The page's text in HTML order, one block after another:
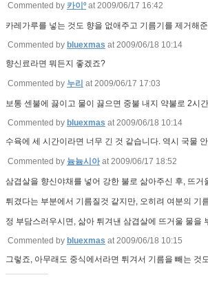
Commented by 카이º at 2009/06/17 16:42
카레가루를 넣는 것도 향을 없애주고 기름기를 제거해
Commented by bluexmas at 2009/06/18 10:14
향신료라면 뭐든지 좋겠죠?
Commented by 누리 at 2009/06/17 17:03
보통 센불에 끓이고 물이 끓으면 중불 내지 약불로 2시
Commented by bluexmas at 2009/06/18 10:14
수육에 세 시간이라면 너무 긴 것 같습니다. 역시 국물
Commented by 늄늄시아at 2009/06/17 18:52
삼겹살을 향신야채를 넣어 강한 불로 삶아주신 후, 뜨
튀겼다는 부분에서 기름질것 같지만, 오히려 여분의 기
정 부담스러우시면, 삶아 튀겨낸 삼겹살에 뜨거울 물을
Commented by bluexmas at 2009/06/18 10:15
그렇죠, 아무래도 중식에서라면 튀겨서 기름을 빼는 것